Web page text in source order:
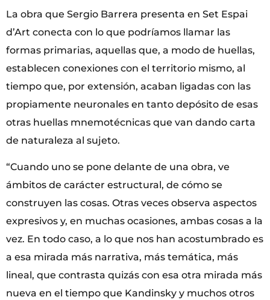
La obra que Sergio Barrera presenta en Set Espai
d’Art conecta con lo que podríamos llamar las
formas primarias, aquellas que, a modo de huellas,
establecen conexiones con el territorio mismo, al
tiempo que, por extensión, acaban ligadas con las
propiamente neuronales en tanto depósito de esas
otras huellas mnemotécnicas que van dando carta
de naturaleza al sujeto.
“Cuando uno se pone delante de una obra, ve
ámbitos de carácter estructural, de cómo se
construyen las cosas. Otras veces observa aspectos
expresivos y, en muchas ocasiones, ambas cosas a la
vez. En todo caso, a lo que nos han acostumbrado es
a esa mirada más narrativa, más temática, más
lineal, que contrasta quizás con esa otra mirada más
nueva en el tiempo que Kandinsky y muchos otros